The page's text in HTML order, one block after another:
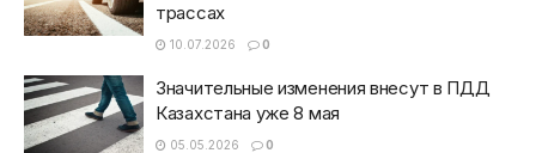
трассах
10.07.2026 0
Значительные изменения внесут в ПДД
Казахстана уже 8 мая
05.05.2026 0